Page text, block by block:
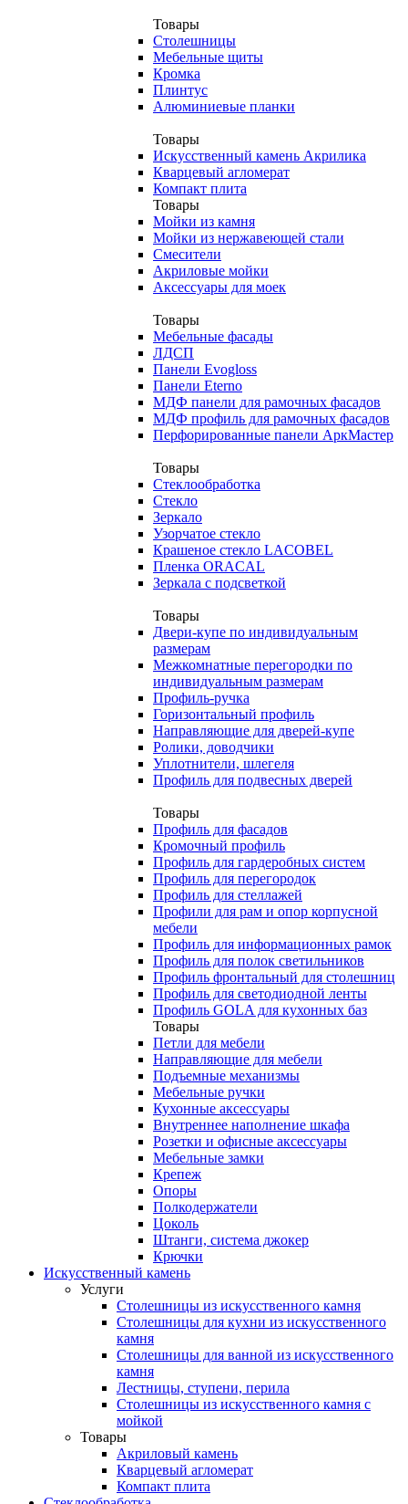
Товары
Столешницы
Мебельные щиты
Кромка
Плинтус
Алюминиевые планки
Товары
Искусственный камень Акрилика
Кварцевый агломерат
Компакт плита
Товары
Мойки из камня
Мойки из нержавеющей стали
Смесители
Акриловые мойки
Аксессуары для моек
Товары
Мебельные фасады
ЛДСП
Панели Evogloss
Панели Eterno
МДФ панели для рамочных фасадов
МДФ профиль для рамочных фасадов
Перфорированные панели АркМастер
Товары
Стеклообработка
Стекло
Зеркало
Узорчатое стекло
Крашеное стекло LACOBEL
Пленка ORACAL
Зеркала с подсветкой
Товары
Двери-купе по индивидуальным
размерам
Межкомнатные перегородки по
индивидуальным размерам
Профиль-ручка
Горизонтальный профиль
Направляющие для дверей-купе
Ролики, доводчики
Уплотнители, шлегеля
Профиль для подвесных дверей
Товары
Профиль для фасадов
Кромочный профиль
Профиль для гардеробных систем
Профиль для перегородок
Профиль для стеллажей
Профили для рам и опор корпусной
мебели
Профиль для информационных рамок
Профиль для полок светильников
Профиль фронтальный для столешниц
Профиль для светодиодной ленты
Профиль GOLA для кухонных баз
Товары
Петли для мебели
Направляющие для мебели
Подъемные механизмы
Мебельные ручки
Кухонные аксессуары
Внутреннее наполнение шкафа
Розетки и офисные аксессуары
Мебельные замки
Крепеж
Опоры
Полкодержатели
Цоколь
Штанги, система джокер
Крючки
Искусственный камень
Услуги
Столешницы из искусственного камня
Столешницы для кухни из искусственного
камня
Столешницы для ванной из искусственного
камня
Лестницы, ступени, перила
Столешницы из искусственного камня с
мойкой
Товары
Акриловый камень
Кварцевый агломерат
Компакт плита